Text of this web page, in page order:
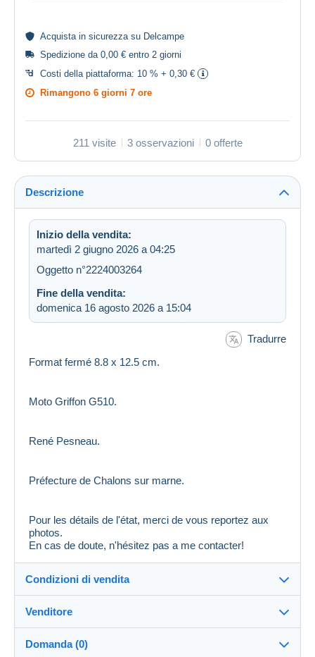
Acquista in sicurezza su Delcampe
Spedizione da 0,00 € entro 2 giorni
Costi della piattaforma: 10 % + 0,30 €
Rimangono 6 giorni 7 ore
211 visite 3 osservazioni 0 offerte
Descrizione
Inizio della vendita:
martedì 2 giugno 2026 a 04:25
Oggetto n°2224003264
Fine della vendita:
domenica 16 agosto 2026 a 15:04
Tradurre
Format fermé 8.8 x 12.5 cm.
Moto Griffon G510.
René Pesneau.
Préfecture de Chalons sur marne.
Pour les détails de l'état, merci de vous reportez aux
photos.
En cas de doute, n'hésitez pas a me contacter!
Condizioni di vendita
Venditore
Domanda (0)